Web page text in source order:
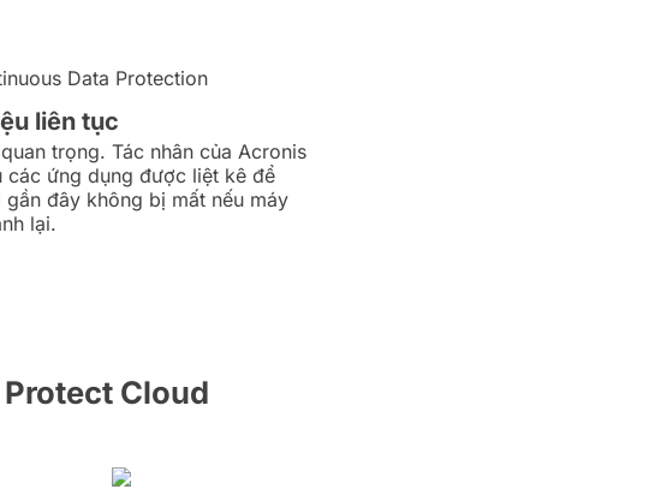
liên tục
trọng. Tác nhân của Acronis
các ứng dụng được liệt kê để
gần đây không bị mất nếu máy
lại.
Cloud